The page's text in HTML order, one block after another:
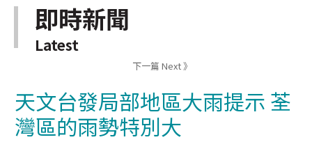
即時新聞
Latest
下一篇 Next 》
天文台發局部地區大雨提示 荃
灣區的雨勢特別大